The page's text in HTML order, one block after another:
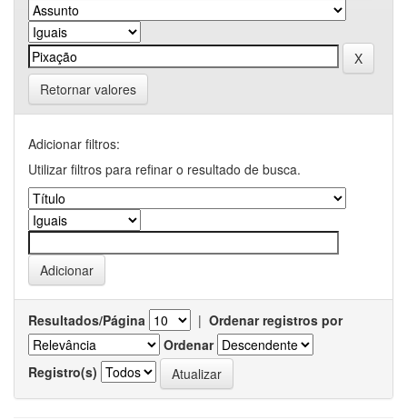
Retornar valores
Adicionar filtros:
Utilizar filtros para refinar o resultado de busca.
Resultados/Página | Ordenar registros por
Ordenar
Registro(s)